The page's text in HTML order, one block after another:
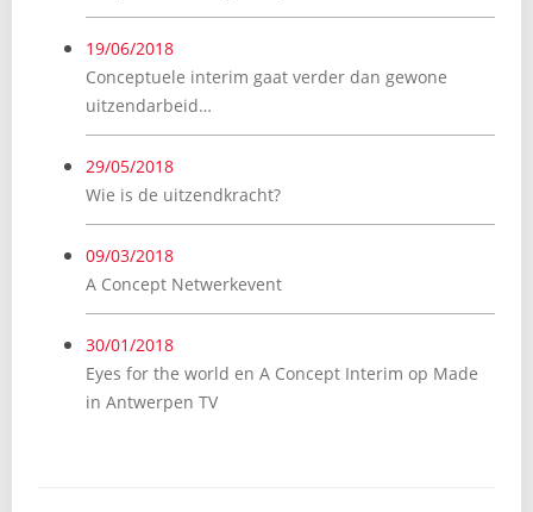
19/06/2018
Conceptuele interim gaat verder dan gewone
uitzendarbeid…
29/05/2018
Wie is de uitzendkracht?
09/03/2018
A Concept Netwerkevent
30/01/2018
Eyes for the world en A Concept Interim op Made
in Antwerpen TV